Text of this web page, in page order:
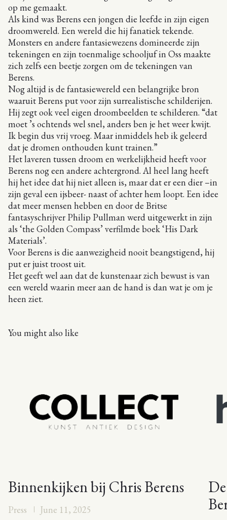
op me gemaakt.
Als kind was Berens een jongen die leefde in zijn eigen
droomwereld. Een wereld die hij fanatiek tekende.
Monsters en andere fantasiewezens domineerde zijn
tekeningen en zijn toenmalige schooljuf in Oss maakte
zich zelfs een beetje zorgen om de tekeningen van
Berens.
Nog altijd is de fantasiewereld een belangrijke bron
waaruit Berens put voor zijn surrealistische schilderijen.
Hij zegt ook veel eigen droombeelden te schilderen. “dat
moet ’s ochtends wel snel, anders ben je het weer kwijt.
Ik begin dus vrij vroeg. Maar inmiddels heb ik geleerd
dat je dromen onthouden kunt trainen.”
Het laveren tussen droom en werkelijkheid heeft voor
Berens nog een andere achtergrond. Al heel lang heeft
hij het idee dat hij niet alleen is, maar dat er een dier –in
zijn geval een ijsbeer- naast of achter hem loopt. Een idee
dat meer mensen hebben en door de Britse
fantasyschrijver Philip Pullman werd uitgewerkt in zijn
als ‘the Golden Compass’ verfilmde boek ‘His Dark
Materials’.
Voor Berens is die aanwezigheid nooit beangstigend, hij
put er juist troost uit.
Het geeft wel aan dat de kunstenaar zich bewust is van
een wereld waarin meer aan de hand is dan wat je om je
heen ziet.
You might also like
Binnenkijken bij Chris Berens
Press
June 11, 2025